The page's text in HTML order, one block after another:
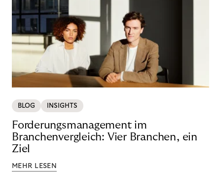
BLOG INSIGHTS
Forderungsmanagement im
Branchenvergleich: Vier Branchen, ein
Ziel
MEHR LESEN